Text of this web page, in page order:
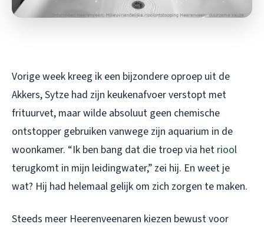
Vorige week kreeg ik een bijzondere oproep uit de
Akkers, Sytze had zijn keukenafvoer verstopt met
frituurvet, maar wilde absoluut geen chemische
ontstopper gebruiken vanwege zijn aquarium in de
woonkamer. “Ik ben bang dat die troep via het riool
terugkomt in mijn leidingwater,” zei hij. En weet je
wat? Hij had helemaal gelijk om zich zorgen te maken.
Steeds meer Heerenveenaren kiezen bewust voor